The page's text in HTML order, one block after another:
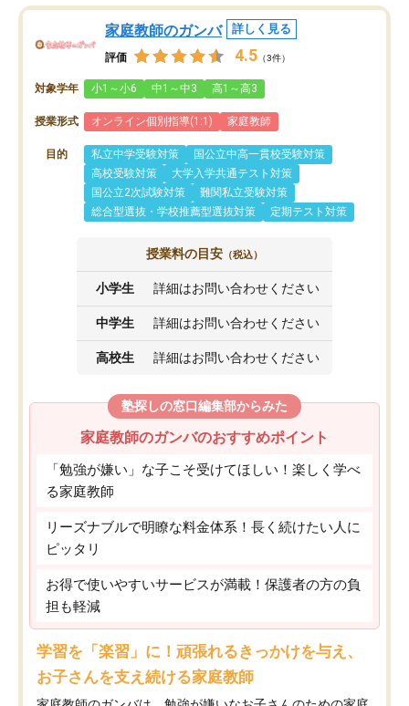
家庭教師のガンバ 詳しく見る
評価 4.5 （3件）
対象学年 小1～小6 中1～中3 高1～高3
授業形式 オンライン個別指導(1:1) 家庭教師
目的 私立中学受験対策
国公立中高一貫校受験対策
高校受験対策
大学入学共通テスト対策
国公立2次試験対策
難関私立受験対策
総合型選抜・学校推薦型選抜対策
定期テスト対策
授業料の目安 （税込）
小学生 詳細はお問い合わせください
中学生 詳細はお問い合わせください
高校生 詳細はお問い合わせください
塾探しの窓口編集部からみた
家庭教師のガンバのおすすめポイント
「勉強が嫌い」な子こそ受けてほしい！楽しく学べ
る家庭教師
リーズナブルで明瞭な料金体系！長く続けたい人に
ピッタリ
お得で使いやすいサービスが満載！保護者の方の負
担も軽減
学習を「楽習」に！頑張れるきっかけを与え、
お子さんを支え続ける家庭教師